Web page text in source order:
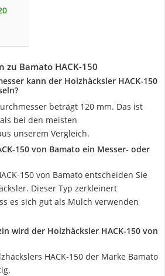
zu Bamato HACK-150
kann der Holzhäcksler HACK-150
beträgt 120 mm. Das ist
bei den meisten
unserem Vergleich.
150 von Bamato ein Messer- oder
150 von Bamato entscheiden Sie
Dieser Typ zerkleinert
es sich gut als Mulch verwenden
wird der Holzhäcksler HACK-150 von
HACK-150 der Marke Bamato